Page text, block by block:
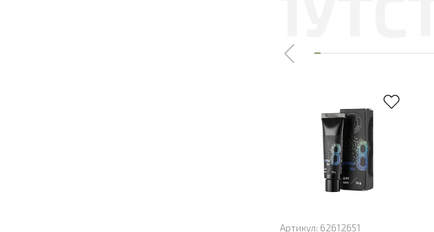
Артикул: 62612651